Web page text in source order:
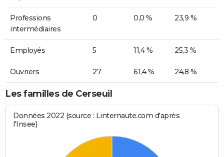
Professions
intermédiaires
0 0,0 % 23,9 %
Employés 5 11,4 % 25,3 %
Ouvriers 27 61,4 % 24,8 %
Les familles de Cerseuil
Données 2022 (source : Linternaute.com d'après
l'Insee)